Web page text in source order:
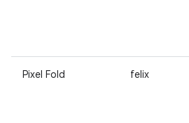
Pixel Fold felix